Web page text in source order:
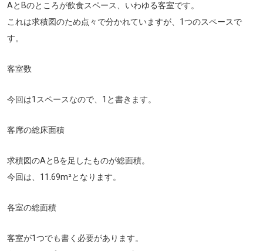
AとBのところが飲食スペース、いわゆる客室です。
これは求積図のため点々で分かれていますが、1つのスペースで
す。
客室数
今回は1スペースなので、1と書きます。
客席の総床面積
求積図のAとBを足したものが総面積。
今回は、11.69m²となります。
各室の総面積
客室が1つでも書く必要があります。